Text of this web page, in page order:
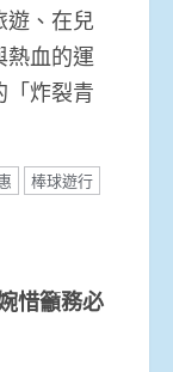
遊、在兒
熱血的運
「炸裂青
棒球遊行
惜籲務必